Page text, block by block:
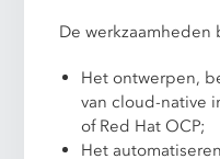
De
Het ontwerpen,
van cloud-native
of Red Hat OCP;
Het